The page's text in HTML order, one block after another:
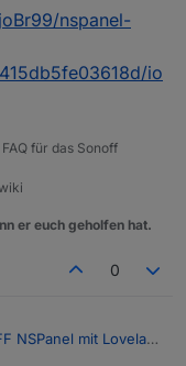
nspanel-
io
für das Sonoff
er euch geholfen hat.
0
NSPanel mit Lovelace